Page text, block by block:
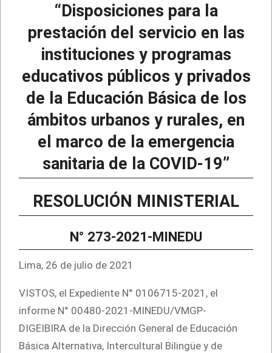
“Disposiciones para la
prestación del servicio en las
instituciones y programas
educativos públicos y privados
de la Educación Básica de los
ámbitos urbanos y rurales, en
el marco de la emergencia
sanitaria de la COVID-19”
RESOLUCIÓN MINISTERIAL
N° 273-2021-MINEDU
Lima, 26 de julio de 2021
VISTOS, el Expediente N° 0106715-2021, el
informe N° 00480-2021-MINEDU/VMGP-
DIGEIBIRA de la Dirección General de Educación
Básica Alternativa, Intercultural Bilingüe y de